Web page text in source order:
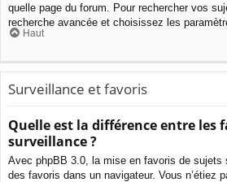
quelle page du forum. Pour rechercher vos
recherche avancée et choisissez les
Haut
Surveillance et favoris
Quelle est la différence entre les
surveillance ?
Avec phpBB 3.0, la mise en favoris de sujets
des favoris dans un navigateur. Vous n’étiez